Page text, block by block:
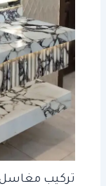
تركيب مغاسل